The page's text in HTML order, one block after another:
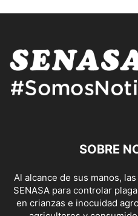
SOBRE
Al alcance de sus manos,
SENASA para controlar
en crianzas e inocuidad